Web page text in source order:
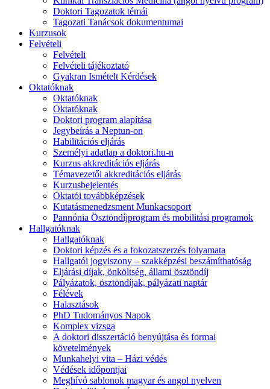
Doktori Tagozatok témái
Tagozati Tanácsok dokumentumai
Kurzusok
Felvételi
Felvételi
Felvételi tájékoztató
Gyakran Ismételt Kérdések
Oktatóknak
Oktatóknak
Oktatóknak
Doktori program alapítása
Jegybeírás a Neptun-on
Habilitációs eljárás
Személyi adatlap a doktori.hu-n
Kurzus akkreditációs eljárás
Témavezetői akkreditációs eljárás
Kurzusbejelentés
Oktatói továbbképzések
Kutatásmenedzsment Munkacsoport
Pannónia Ösztöndíjprogram és mobilitási programok
Hallgatóknak
Hallgatóknak
Doktori képzés és a fokozatszerzés folyamata
Hallgatói jogviszony – szakképzési beszámíthatóság
Eljárási díjak, önköltség, állami ösztöndíj
Pályázatok, ösztöndíjak, pályázati naptár
Félévek
Halasztások
PhD Tudományos Napok
Komplex vizsga
A doktori disszertáció benyújtása és formai
követelmények
Munkahelyi vita – Házi védés
Védések időpontjai
Meghívó sablonok magyar és angol nyelven